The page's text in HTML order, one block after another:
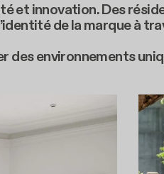
innovation. Des
de la marque à
environnements